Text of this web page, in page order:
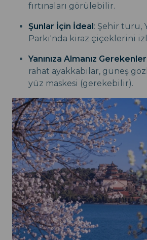
fırtınaları görülebilir.
Şunlar İçin İdeal: Şehir turu,
Parkı'nda kiraz çiçeklerini
Yanınıza Almanız Gerekenler
rahat ayakkabılar, güneş
yüz maskesi (gerekebilir).